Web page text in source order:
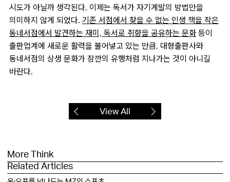
시도가 아닐까 생각된다. 이제는 독서가 자기계발의 방법만을
의미하지 않게 되었다. 기존 서점에서 찾을 수 없는 인생 책을 작은
동네서점에서 발견하는 재미, 독서로 취향을 공유하는 문화 등이
출판업계에 새로운 활력을 불어넣고 있는 만큼, 대형출판사와
동네서점의 상생 문화가 잠깐의 유행처럼 지나가는 것이 아니길
바란다.
View All
More Think
Related Articles